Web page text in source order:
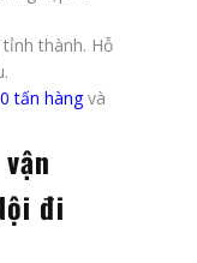
thành. Hỗ
tấn hàng và
đi